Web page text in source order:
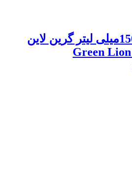
خوشبوکننده هوا 150میلی لیتر گرین لاین
Green